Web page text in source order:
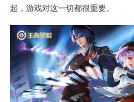
起，游戏对这一切都很重要。